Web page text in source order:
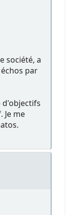
société, a
par
d'objectifs
Je me